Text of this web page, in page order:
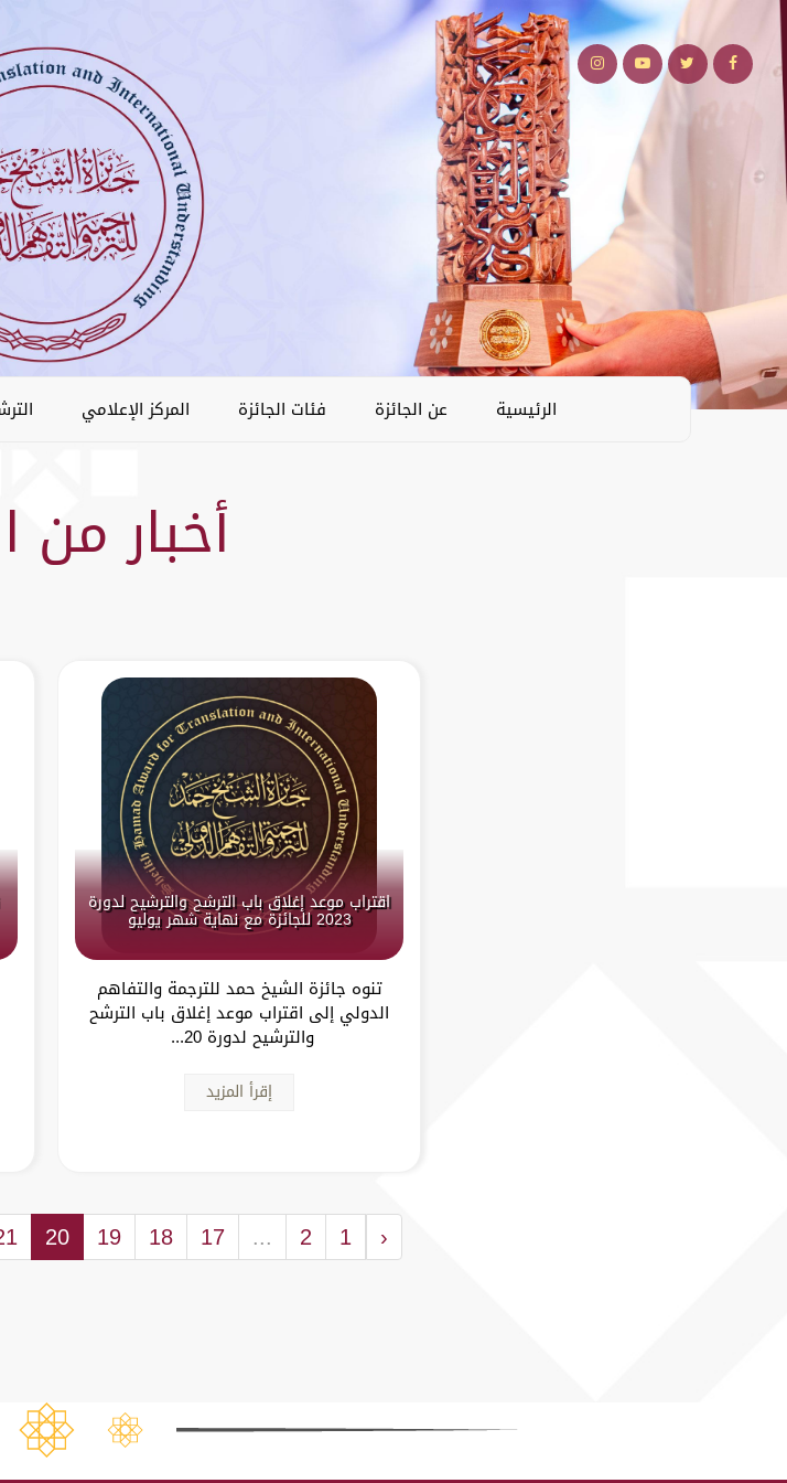
الرئيسية عن الجائزة فئات الجائزة المركز الإعلامي
أخبار من
اقتراب موعد إغلاق باب الترشح والترشيح لدورة
2023 للجائزة مع نهاية شهر يوليو
تنوه جائزة الشيخ حمد للترجمة والتفاهم
الدولي إلى اقتراب موعد إغلاق باب الترشح
والترشيح لدورة 20...
إقرأ المزيد
‹
1
2
...
17
18
19
20